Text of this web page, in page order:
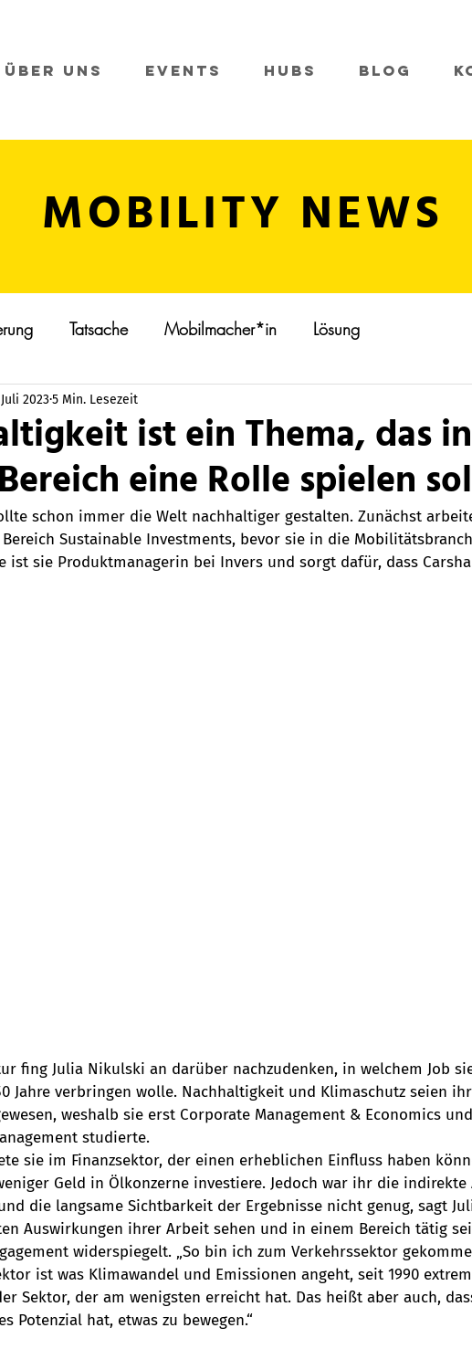
Über Uns Events Hubs Blog
Tatsache Mobilmacher*in Lösung
ist ein Thema, das in
eine Rolle spielen
20235 Min. Lesezeit
schon immer die Welt nachhaltiger gestalten. Zunächst
Sustainable Investments, bevor sie in die
ist sie Produktmanagerin bei Invers und sorgt dafür, dass
fing Julia Nikulski an darüber nachzudenken, in welchem Job
Jahre verbringen wolle. Nachhaltigkeit und Klimaschutz seien
weshalb sie erst Corporate Management & Economics
studierte.
sie im Finanzsektor, der einen erheblichen Einfluss haben
Geld in Ölkonzerne investiere. Jedoch war ihr die indirekte
die langsame Sichtbarkeit der Ergebnisse nicht genug, sagt
Auswirkungen ihrer Arbeit sehen und in einem Bereich tätig
widerspiegelt. „So bin ich zum Verkehrssektor
ist was Klimawandel und Emissionen angeht, seit 1990
Sektor, der am wenigsten erreicht hat. Das heißt aber auch,
Potenzial hat, etwas zu bewegen.“
MOBILITY NEWS